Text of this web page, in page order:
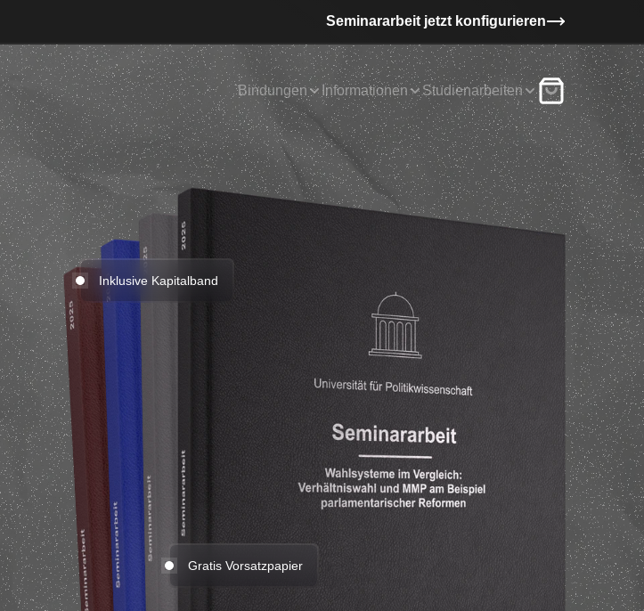
Seminararbeit jetzt konfigurieren
Bindungen Informationen Studienarbeiten
Inklusive Kapitalband
Gratis Vorsatzpapier